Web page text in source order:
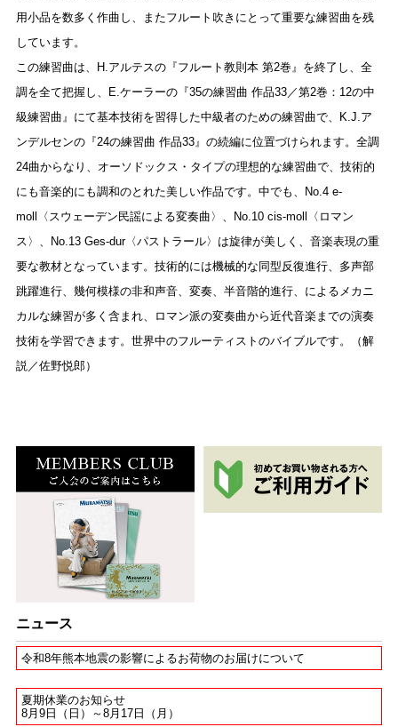
用小品を数多く作曲し、またフルート吹きにとって重要な練習曲を残
しています。
この練習曲は、H.アルテスの『フルート教則本 第2巻』を終了し、全
調を全て把握し、E.ケーラーの『35の練習曲 作品33／第2巻：12の中
級練習曲』にて基本技術を習得した中級者のための練習曲で、K.J.ア
ンデルセンの『24の練習曲 作品33』の続編に位置づけられます。全調
24曲からなり、オーソドックス・タイプの理想的な練習曲で、技術的
にも音楽的にも調和のとれた美しい作品です。中でも、No.4 e-
moll〈スウェーデン民謡による変奏曲〉、No.10 cis-moll〈ロマン
ス〉、No.13 Ges-dur〈パストラール〉は旋律が美しく、音楽表現の重
要な教材となっています。技術的には機械的な同型反復進行、多声部
跳躍進行、幾何模様の非和声音、変奏、半音階的進行、によるメカニ
カルな練習が多く含まれ、ロマン派の変奏曲から近代音楽までの演奏
技術を学習できます。世界中のフルーティストのバイブルです。（解
説／佐野悦郎）
ニュース
令和8年熊本地震の影響によるお荷物のお届けについて
夏期休業のお知らせ
8月9日（日）～8月17日（月）